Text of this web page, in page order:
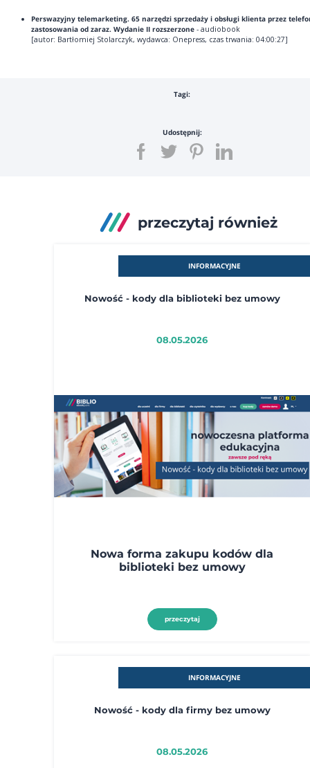
Perswazyjny telemarketing. 65 narzędzi sprzedaży i obsługi klienta przez
zastosowania od zaraz. Wydanie II rozszerzone- audiobook
[autor: Bartłomiej Stolarczyk, wydawca: Onepress, czas trwania: 04:00:27]
Tagi:
Udostępnij:
przeczytaj również
INFORMACYJNE
Nowość - kody dla biblioteki bez umowy
08.05.2026
Nowa forma zakupu kodów dla
biblioteki bez umowy
przeczytaj
INFORMACYJNE
Nowość - kody dla firmy bez umowy
08.05.2026